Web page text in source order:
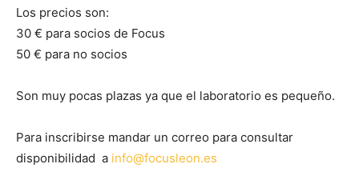
Los precios son:
30 € para socios de Focus
50 € para no socios
Son muy pocas plazas ya que el laboratorio es pequeño.
Para inscribirse mandar un correo para consultar
disponibilidad a info@focusleon.es